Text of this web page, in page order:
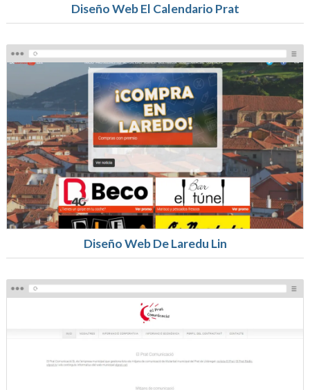
Diseño Web El Calendario Prat
Diseño Web De Laredu Lin